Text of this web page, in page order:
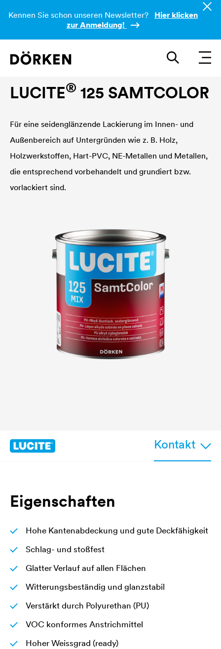
Kennen Sie schon unseren Newsletter?
Hier klicken
zur Anmeldung!
LUCITE® 125 SAMTCOLOR
Für eine seidenglänzende Lackierung im Innen- und
Außenbereich auf Untergründen wie z. B. Holz,
Holzwerkstoffen, Hart-PVC, NE-Metallen und Metallen,
die entsprechend vorbehandelt und grundiert bzw.
vorlackiert sind.
Kontakt
Eigenschaften
Hohe Kantenabdeckung und gute Deckfähigkeit
Schlag- und stoßfest
Glatter Verlauf auf allen Flächen
Witterungsbeständig und glanzstabil
Verstärkt durch Polyurethan (PU)
VOC konformes Anstrichmittel
Hoher Weissgrad (ready)